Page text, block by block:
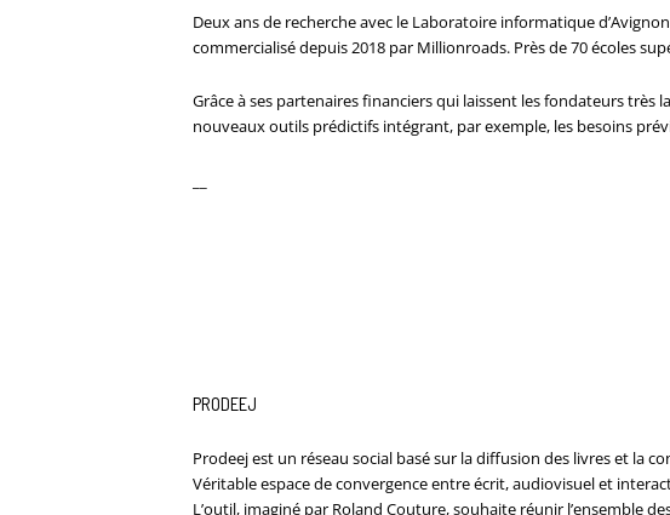
Deux ans de recherche avec le Laboratoire informatique
commercialisé depuis 2018 par Millionroads. Près de 70 écoles
Grâce à ses partenaires financiers qui laissent les fondateurs
nouveaux outils prédictifs intégrant, par exemple, les besoins
PRODEEJ
Prodeej est un réseau social basé sur la diffusion des livres et la
Véritable espace de convergence entre écrit, audiovisuel et
L’outil, imaginé par Roland Couture, souhaite réunir l’ensemble